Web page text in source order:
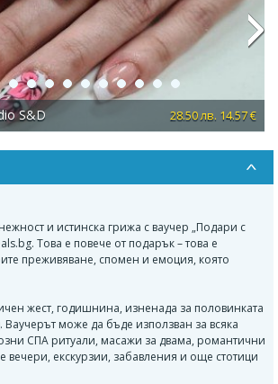
S&D 28.50 лв. 14.57 €
Next
и истинска грижа с ваучер „Подари с
Това е повече от подарък – това е
преживяване, спомен и емоция, която
жест, годишнина, изненада за половинката
може да бъде използван за всяка
СПА ритуали, масажи за двама, романтични
вечери, екскурзии, забавления и още стотици